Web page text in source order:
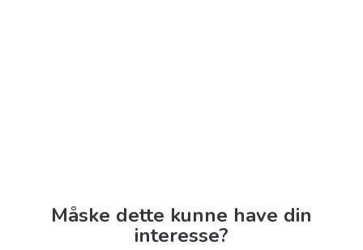
Måske dette kunne have din
interesse?